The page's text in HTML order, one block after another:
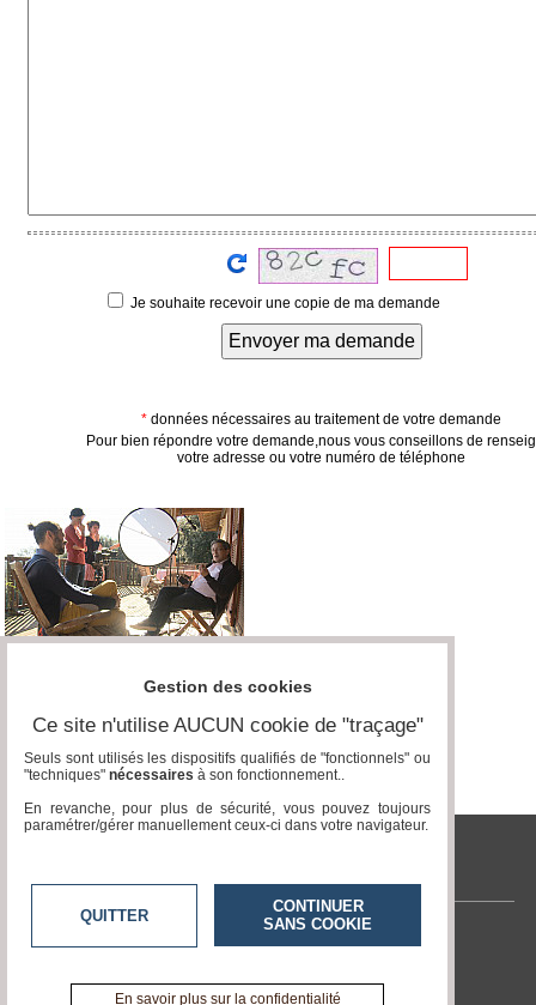
éditeur
Je souhaite recevoir une copie de ma demande
Envoyer ma demande
* données nécessaires au traitement de votre demande
Pour bien répondre votre demande,nous vous conseillons de
votre adresse ou votre numéro de téléphone
tvlocale.fr
Contactez-nous
A propos de tvlocale.fr
Gestion des cookies
Ce site n'utilise AUCUN cookie de "traçage"
Seuls sont utilisés les dispositifs qualifiés de "fonctionnels" ou
"techniques" nécessaires à son fonctionnement..
En revanche, pour plus de sécurité, vous pouvez toujours
paramétrer/gérer manuellement ceux-ci dans votre navigateur.
QUITTER
CONTINUER
SANS COOKIE
En savoir plus sur la confidentialité